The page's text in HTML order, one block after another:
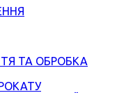
ТА ОБРОБКА